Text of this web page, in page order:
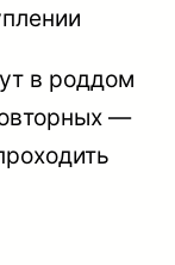
в роддом
—